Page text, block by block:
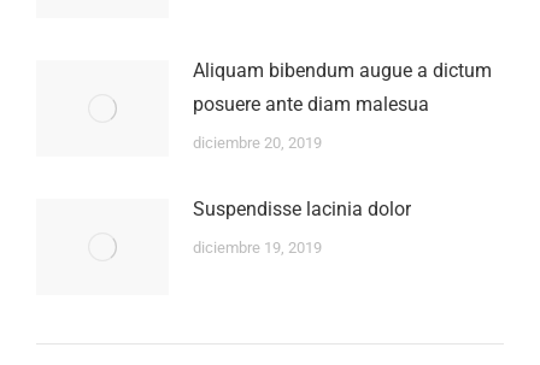
Aliquam bibendum augue a dictum
posuere ante diam malesua
diciembre 20, 2019
Suspendisse lacinia dolor
diciembre 19, 2019